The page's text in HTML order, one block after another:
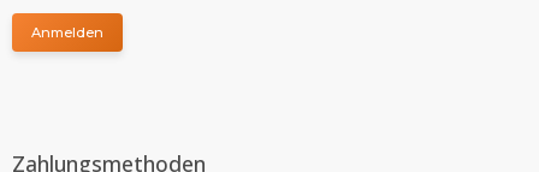
Anmelden
Zahlungsmethoden